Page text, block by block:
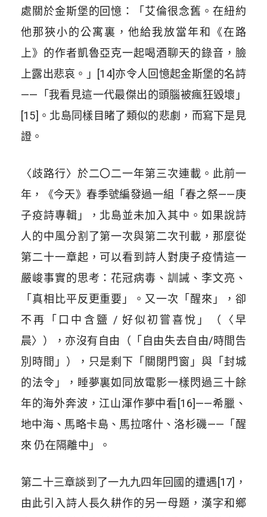
處關於金斯堡的回憶：「艾倫很念舊。在紐約
他那狹小的公寓裏，他給我放當年和《在路
上》的作者凱魯亞克一起喝酒聊天的錄音，臉
上露出悲哀。」[14]亦令人回憶起金斯堡的名詩
——「我看見這一代最傑出的頭腦被瘋狂毀壞」
[15]。北島同樣目睹了類似的悲劇，而寫下是見
證。
〈歧路行〉於二〇二一年第三次連載。此前一
年，《今天》春季號編發過一組「春之祭——庚
子疫詩專輯」，北島並未加入其中。如果說詩
人的中風分割了第一次與第二次刊載，那麼從
第二十一章起，可以看到詩人對庚子疫情這一
嚴峻事實的思考：花冠病毒、訓誡、李文亮、
「真相比平反更重要」。又一次「醒來」，卻
不再「口中含鹽 / 好似初嘗喜悅」（〈早
晨〉），亦沒有自由（「自由失去自由/時間告
別時間」），只是剩下「關閉門窗」與「封城
的法令」，睡夢裏如同放電影一樣閃過三十餘
年的海外奔波，江山渾作夢中看[16]——希臘、
地中海、馬略卡島、馬拉喀什、洛杉磯——「醒
來 仍在隔離中」。
第二十三章談到了一九九四年回國的遭遇[17]，
由此引入詩人長久耕作的另一母題，漢字和鄉